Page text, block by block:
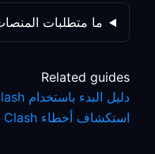
ما متطلبات
Related guides
دليل البدء باستخدام Clash
استكشاف أخطاء Clash وإصلاحها